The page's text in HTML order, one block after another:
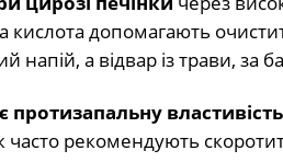
кислота допомагають
напій, а відвар із трави, за
часто рекомендують